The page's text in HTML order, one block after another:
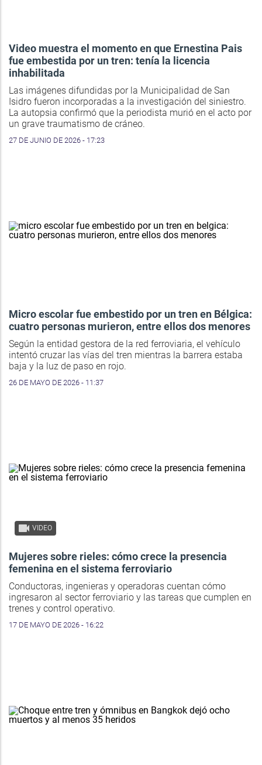
Video muestra el momento en que Ernestina Pais
fue embestida por un tren: tenía la licencia
inhabilitada
Las imágenes difundidas por la Municipalidad de San
Isidro fueron incorporadas a la investigación del siniestro.
La autopsia confirmó que la periodista murió en el acto por
un grave traumatismo de cráneo.
27 DE JUNIO DE 2026 - 17:23
Micro escolar fue embestido por un tren en Bélgica:
cuatro personas murieron, entre ellos dos menores
Según la entidad gestora de la red ferroviaria, el vehículo
intentó cruzar las vías del tren mientras la barrera estaba
baja y la luz de paso en rojo.
26 DE MAYO DE 2026 - 11:37
VIDEO
Mujeres sobre rieles: cómo crece la presencia
femenina en el sistema ferroviario
Conductoras, ingenieras y operadoras cuentan cómo
ingresaron al sector ferroviario y las tareas que cumplen en
trenes y control operativo.
17 DE MAYO DE 2026 - 16:22